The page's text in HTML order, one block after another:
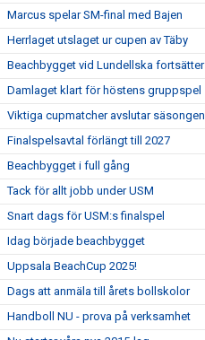
Marcus spelar SM-final med Bajen
Herrlaget utslaget ur cupen av Täby
Beachbygget vid Lundellska fortsätter
Damlaget klart för höstens gruppspel
Viktiga cupmatcher avslutar säsongen
Finalspelsavtal förlängt till 2027
Beachbygget i full gång
Tack för allt jobb under USM
Snart dags för USM:s finalspel
Idag började beachbygget
Uppsala BeachCup 2025!
Dags att anmäla till årets bollskolor
Handboll NU - prova på verksamhet